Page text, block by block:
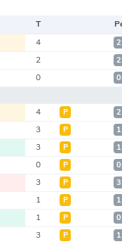
Т
4
2
0
4 Р
3 Р
3 Р
0 Р
3 Р
1 Р
1 Р
3 Р